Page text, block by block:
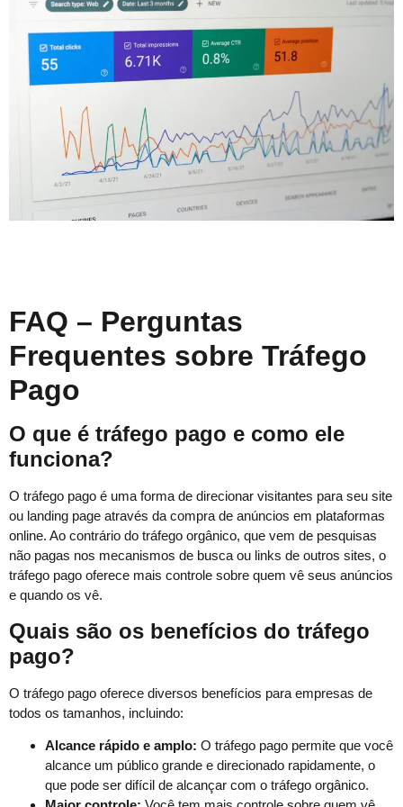
FAQ – Perguntas
Frequentes sobre Tráfego
Pago
O que é tráfego pago e como ele
funciona?
O tráfego pago é uma forma de direcionar visitantes para seu site
ou landing page através da compra de anúncios em plataformas
online. Ao contrário do tráfego orgânico, que vem de pesquisas
não pagas nos mecanismos de busca ou links de outros sites, o
tráfego pago oferece mais controle sobre quem vê seus anúncios
e quando os vê.
Quais são os benefícios do tráfego
pago?
O tráfego pago oferece diversos benefícios para empresas de
todos os tamanhos, incluindo:
Alcance rápido e amplo: O tráfego pago permite que você
alcance um público grande e direcionado rapidamente, o
que pode ser difícil de alcançar com o tráfego orgânico.